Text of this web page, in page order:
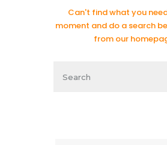
Can't find what you
moment and do a search
from our